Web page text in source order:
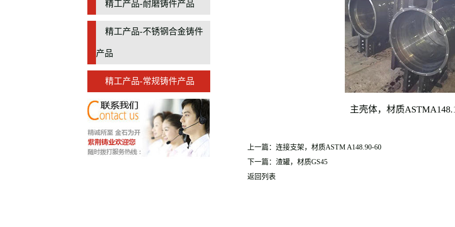
精工产品-耐磨铸件产品
精工产品-不锈钢合金铸件
产品
精工产品-常规铸件产品
主壳体，材质
上一篇：连接支架，材质ASTM A148.90-60
下一篇：渣罐，材质GS45
返回列表